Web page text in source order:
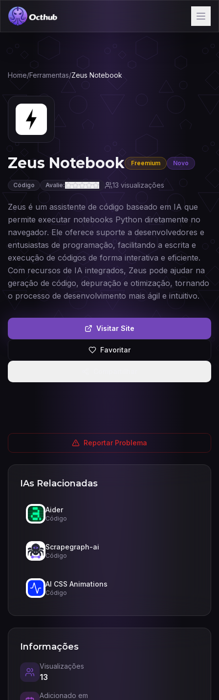
Home/Ferramentas/Zeus Notebook
Zeus Notebook Freemium Novo
Código Avalie: 13visualizações
Zeus é um assistente de código baseado em IA que
permite executar notebooks Python diretamente no
navegador. Ele oferece suporte a desenvolvedores e
entusiastas de programação, facilitando a escrita e
execução de códigos de forma interativa e eficiente.
Com recursos de IA integrados, Zeus pode ajudar na
geração de código, depuração e otimização, tornando
o processo de desenvolvimento mais ágil e intuitivo.
Visitar Site
Favoritar
Reportar Problema
IAs Relacionadas
Aider
Código
Scrapegraph-ai
Código
AI CSS Animations
Código
Informações
Visualizações
13
Adicionado em